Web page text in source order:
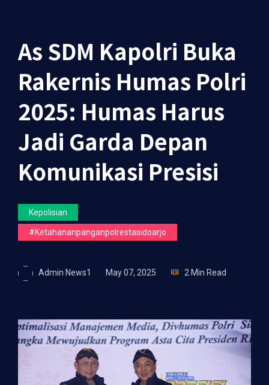
As SDM Kapolri Buka
Rakernis Humas Polri
2025: Humas Harus
Jadi Garda Depan
Komunikasi Presisi
Kepolisian
#ketahananpanganpolrestasidoarjo
Admin News1 May 07, 2025 2 Min Read